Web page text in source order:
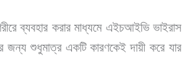
ব্যবহার করার মাধ্যমে এইচআইভি ভাইরাস
শুধুমাত্র একটি কারণকেই দায়ী করে যার